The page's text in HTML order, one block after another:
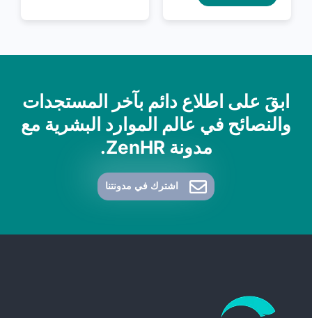
ابقَ على اطلاع دائم بآخر المستجدات
والنصائح في عالم الموارد البشرية مع
مدونة ZenHR.
اشترك في مدونتنا